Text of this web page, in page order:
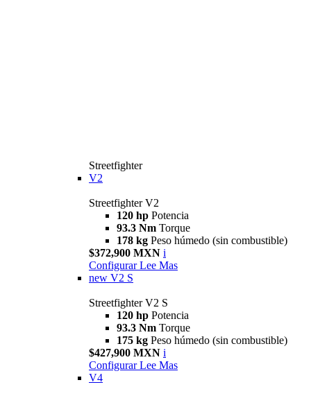
Streetfighter
V2
Streetfighter V2
120 hp Potencia
93.3 Nm Torque
178 kg Peso húmedo (sin combustible)
$372,900 MXN i
Configurar Lee Mas
new V2 S
Streetfighter V2 S
120 hp Potencia
93.3 Nm Torque
175 kg Peso húmedo (sin combustible)
$427,900 MXN i
Configurar Lee Mas
V4